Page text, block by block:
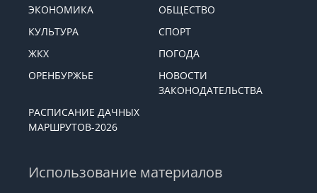
ЭКОНОМИКА
ОБЩЕСТВО
КУЛЬТУРА
СПОРТ
ЖКХ
ПОГОДА
ОРЕНБУРЖЬЕ
НОВОСТИ
ЗАКОНОДАТЕЛЬСТВА
РАСПИСАНИЕ ДАЧНЫХ
МАРШРУТОВ-2026
Использование материалов